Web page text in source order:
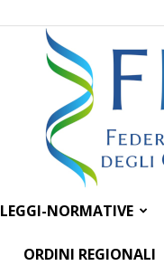
LEGGI-NORMATIVE
ORDINI REGIONALI